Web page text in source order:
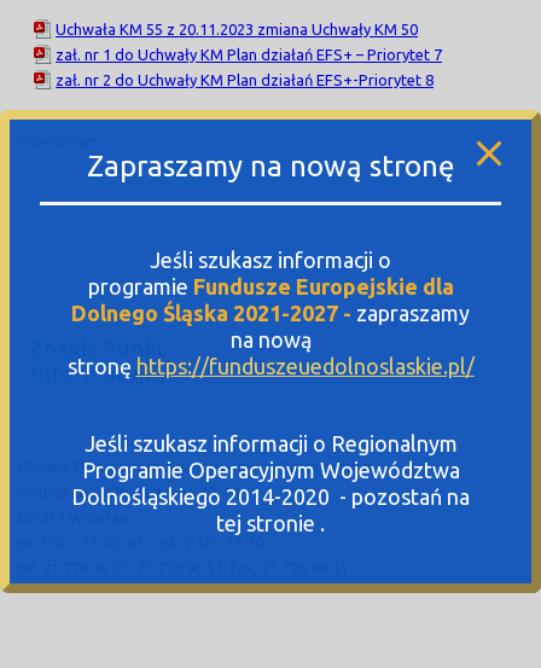
Uchwała KM 55 z 20.11.2023 zmiana Uchwały KM 50
zał. nr 1 do Uchwały KM Plan działań EFS+ – Priorytet 7
zał. nr 2 do Uchwały KM Plan działań EFS+-Priorytet 8
Informacyjny
Główny Punkt Informacyjny Funduszy Europejskich
Wybrzeże J. Słowackiego 12-14
Zapraszamy na nową stronę
Jeśli szukasz informacji o
programie Fundusze Europejskie dla
Dolnego Śląska 2021-2027 - zapraszamy
na nową
stronę https://funduszeuedolnoslaskie.pl/
Jeśli szukasz informacji o Regionalnym
Programie Operacyjnym Województwa
Dolnośląskiego 2014-2020 - pozostań na
tej stronie .